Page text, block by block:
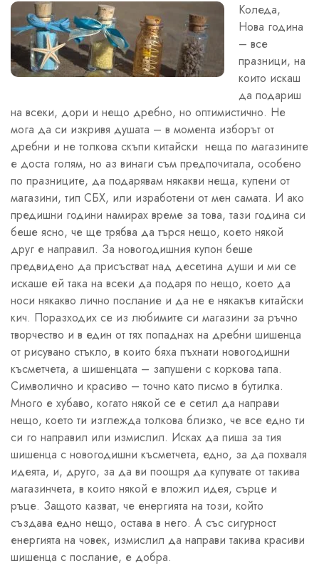
Коледа,
Нова година
– все
празници, на
които искаш
да подариш
на всеки, дори и нещо дребно, но оптимистично. Не
мога да си изкривя душата – в момента изборът от
дребни и не толкова скъпи китайски неща по магазините
е доста голям, но аз винаги съм предпочитала, особено
по празниците, да подарявам някакви неща, купени от
магазини, тип СБХ, или изработени от мен самата. И ако
предишни години намирах време за това, тази година си
беше ясно, че ще трябва да търся нещо, което някой
друг е направил. За новогодишния купон беше
предвидено да присъстват над десетина души и ми се
искаше ей така на всеки да подаря по нещо, което да
носи някакво лично послание и да не е някакъв китайски
кич. Поразходих се из любимите си магазини за ръчно
творчество и в един от тях попаднах на дребни шишенца
от рисувано стъкло, в които бяха пъхнати новогодишни
късметчета, а шишенцата – запушени с коркова тапа.
Символично и красиво – точно като писмо в бутилка.
Много е хубаво, когато някой се е сетил да направи
нещо, което ти изглежда толкова близко, че все едно ти
си го направил или измислил. Исках да пиша за тия
шишенца с новогодишни късметчета, едно, за да похваля
идеята, и, друго, за да ви поощря да купувате от такива
магазинчета, в които някой е вложил идея, сърце и
ръце. Защото казват, че енергията на този, който
създава едно нещо, остава в него. А със сигурност
енергията на човек, измислил да направи такива красиви
шишенца с послание, е добра.